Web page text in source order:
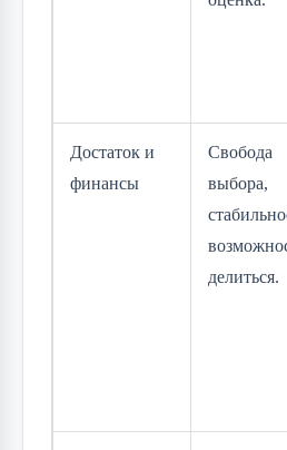
Достаток и
финансы
Свобода
выбора,
делиться.